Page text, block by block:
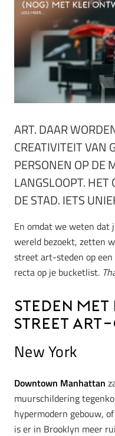
ART. DAAR
CREATIVITEIT VAN
PERSONEN OP DE
LANGSLOOPT. HET
DE STAD. IETS
En omdat we weten dat
wereld bezoekt, zetten
street art-steden op
recta op je bucketlist.
Steden met
street art-
New York
Downtown Manhattan
muurschildering
hypermodern gebouw,
is er in Brooklyn meer